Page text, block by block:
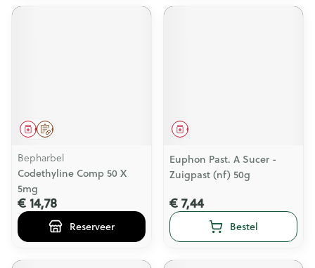
Op voorschrift
Geneesmiddel
Bepharbel
Codethyline Comp 50 X
5mg
€ 14,78
Reserveer
Geneesmiddel
Euphon Past. A Sucer -
Zuigpast (nf) 50g
€ 7,44
Bestel